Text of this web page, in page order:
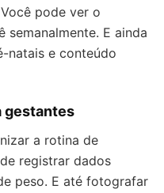
pode ver o
semanalmente. E ainda
natais e conteúdo
gestantes
a rotina de
registrar dados
peso. E até fotografar